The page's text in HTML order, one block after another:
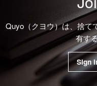
Quyo（クヨウ）は、捨て
有す
Sign